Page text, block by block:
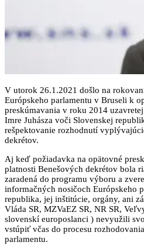
V utorok 26.1.2021 došlo na
Európskeho parlamentu v Bruseli k
preskúmavania v roku 2014
Imre Juhásza voči Slovenskej
rešpektovanie rozhodnutí
dekrétov.
Aj keď požiadavka na opätovné
platnosti Benešových dekrétov bola
zaradená do programu výboru a
informačných nosičoch Európskeho
republika, jej inštitúcie, orgány, ani
Vláda SR, MZVaEZ SR, NR SR,
slovenskí europoslanci ) nevyužili
vstúpiť včas do procesu
parlamentu.